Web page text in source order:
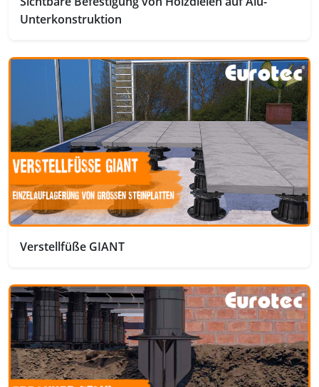
Unterkonstruktion
Verstellfüße GIANT